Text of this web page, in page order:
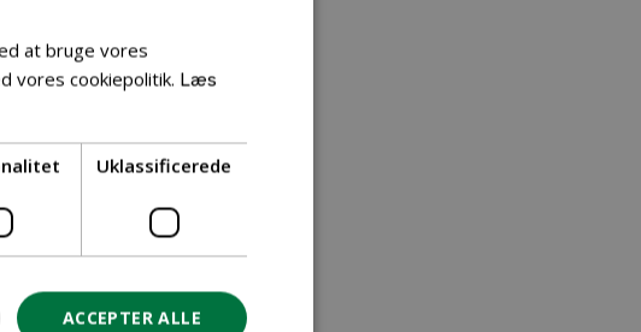
at bruge vores
vores cookiepolitik. Læs
Uklassificerede
ACCEPTER ALLE